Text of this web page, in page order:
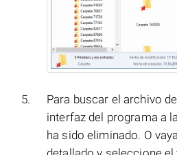
Para buscar el archivo
interfaz del programa a
ha sido eliminado. O